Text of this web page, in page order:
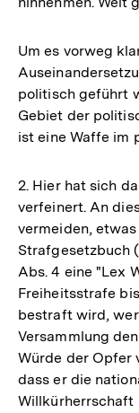
Um es vorweg
politisch geführt
Gebiet der
ist eine Waffe im
2. Hier hat sich
verfeinert. An
vermeiden,
Strafgesetzbuch
Abs. 4 eine "Lex
Freiheitsstrafe
bestraft wird,
Versammlung
Würde der Opfer
dass er die